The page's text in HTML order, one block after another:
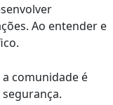
Ao entender e
comunidade é